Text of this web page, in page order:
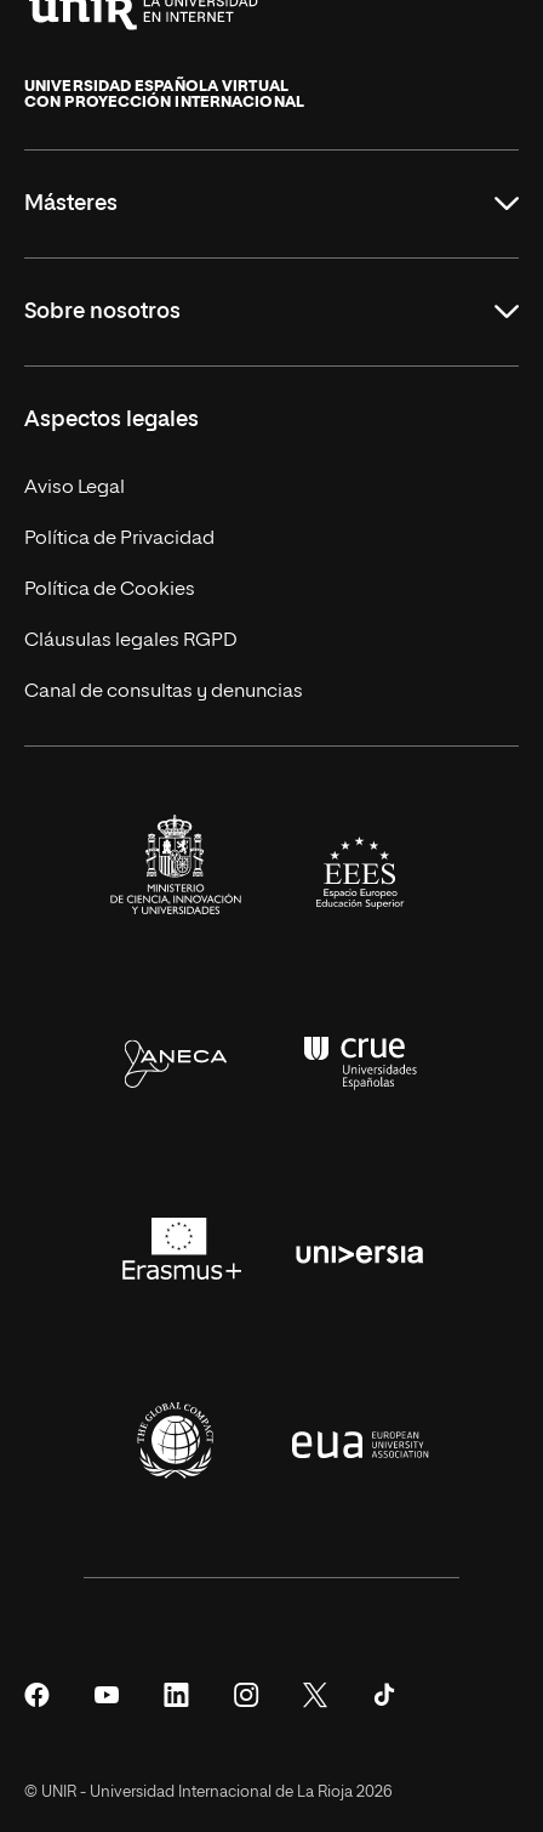
de
La
UNIVERSIDAD ESPAÑOLA VIRTUAL
CON PROYECCIÓN INTERNACIONAL
Másteres
Derecho
Ciencias de la Seguridad
Empresa
MBA
Marketing y Comunicación
Ingeniería
Diseño
Ciencias de la Salud
Sobre nosotros
Nuestro Equipo
Contacto
Aspectos legales
Aviso Legal
Política de Privacidad
Política de Cookies
Cláusulas legales RGPD
Canal de consultas y denuncias
SíguenosSíguenos
SíguenosSíguenos Síguenos
© UNIR - Universidad Internacional de La Rioja 2026